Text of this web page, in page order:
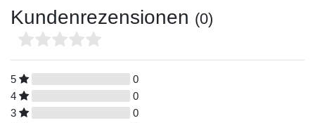
Kundenrezensionen (0)
5
0
4
0
3
0